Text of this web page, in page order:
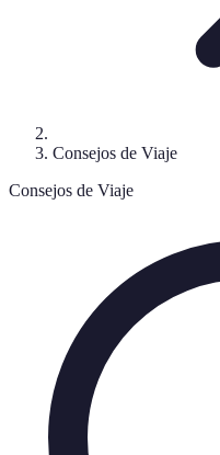
Consejos de Viaje
Consejos de Viaje